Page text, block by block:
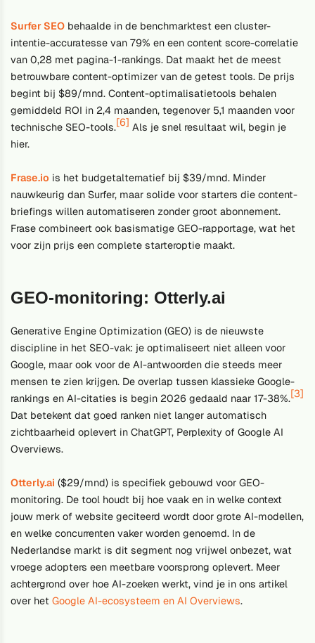
Surfer SEO behaalde in de benchmarktest een cluster-
intentie-accuratesse van 79% en een content score-correlatie
van 0,28 met pagina-1-rankings. Dat maakt het de meest
betrouwbare content-optimizer van de getest tools. De prijs
begint bij $89/mnd. Content-optimalisatietools behalen
gemiddeld ROI in 2,4 maanden, tegenover 5,1 maanden voor
technische SEO-tools.[6] Als je snel resultaat wil, begin je
hier.
Frase.io is het budgetalternatief bij $39/mnd. Minder
nauwkeurig dan Surfer, maar solide voor starters die content-
briefings willen automatiseren zonder groot abonnement.
Frase combineert ook basismatige GEO-rapportage, wat het
voor zijn prijs een complete starteroptie maakt.
GEO-monitoring: Otterly.ai
Generative Engine Optimization (GEO) is de nieuwste
discipline in het SEO-vak: je optimaliseert niet alleen voor
Google, maar ook voor de AI-antwoorden die steeds meer
mensen te zien krijgen. De overlap tussen klassieke Google-
rankings en AI-citaties is begin 2026 gedaald naar 17-38%.[3]
Dat betekent dat goed ranken niet langer automatisch
zichtbaarheid oplevert in ChatGPT, Perplexity of Google AI
Overviews.
Otterly.ai ($29/mnd) is specifiek gebouwd voor GEO-
monitoring. De tool houdt bij hoe vaak en in welke context
jouw merk of website geciteerd wordt door grote AI-modellen,
en welke concurrenten vaker worden genoemd. In de
Nederlandse markt is dit segment nog vrijwel onbezet, wat
vroege adopters een meetbare voorsprong oplevert. Meer
achtergrond over hoe AI-zoeken werkt, vind je in ons artikel
over hetGoogle AI-ecosysteem en AI Overviews.